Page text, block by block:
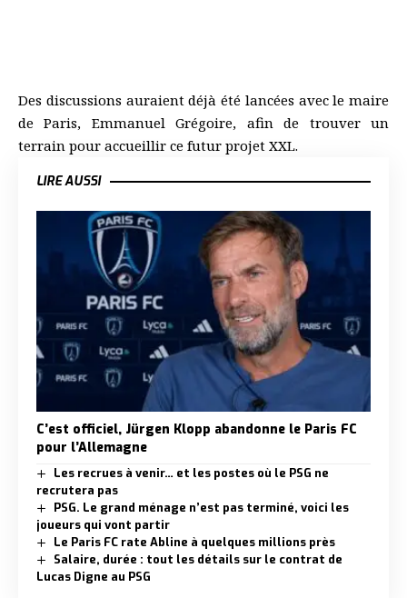
Des discussions auraient déjà été lancées avec le maire
de Paris, Emmanuel Grégoire, afin de trouver un
terrain pour accueillir ce futur projet XXL.
LIRE AUSSI
C’est officiel, Jürgen Klopp abandonne le Paris FC
pour l’Allemagne
Les recrues à venir… et les postes où le PSG ne
recrutera pas
PSG. Le grand ménage n’est pas terminé, voici les
joueurs qui vont partir
Le Paris FC rate Abline à quelques millions près
Salaire, durée : tout les détails sur le contrat de
Lucas Digne au PSG